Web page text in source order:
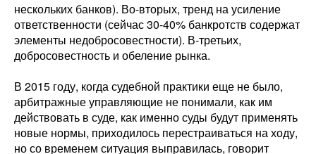
нескольких банков). Во-вторых, тренд на усиление
ответственности (сейчас 30-40% банкротств содержат
элементы недобросовестности). В-третьих,
добросовестность и обеление рынка.
В 2015 году, когда судебной практики еще не было,
арбитражные управляющие не понимали, как им
действовать в суде, как именно суды будут применять
новые нормы, приходилось перестраиваться на ходу,
но со временем ситуация выправилась, говорит